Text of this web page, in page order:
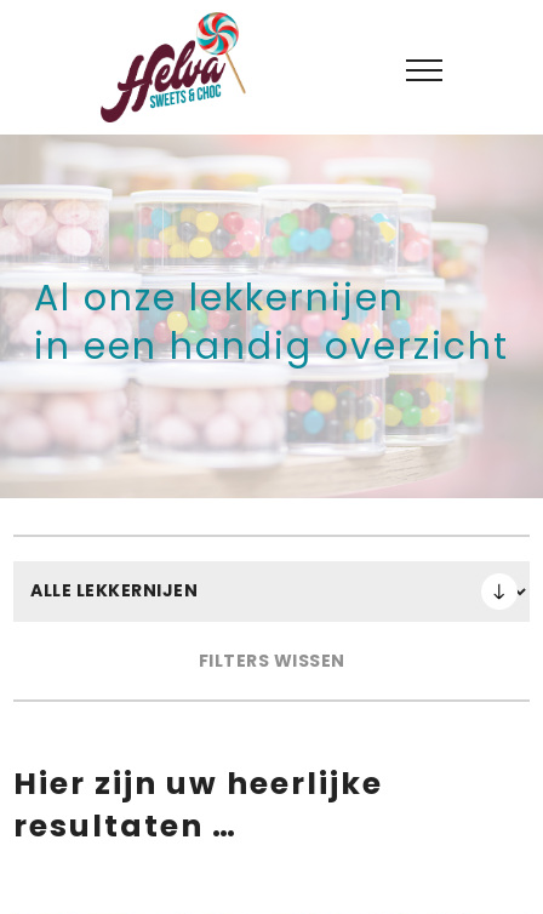
Al onze lekkernijen
in een handig overzicht
FILTERS WISSEN
Hier zijn uw heerlijke
resultaten …